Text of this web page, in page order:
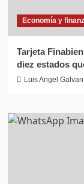
Economía y
Tarjeta
diez estados
Luis Angel Galvan